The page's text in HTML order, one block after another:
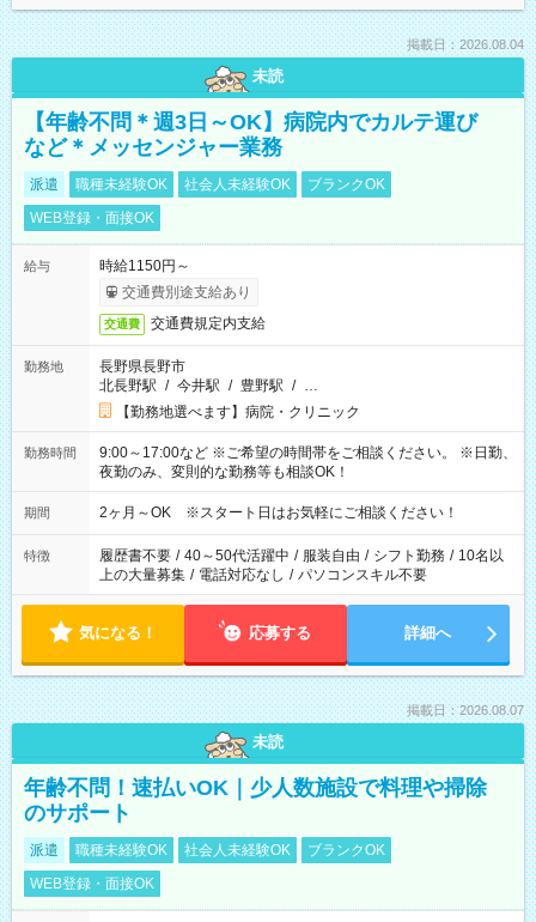
掲載日：2026.08.04
未読
【年齢不問＊週3日～OK】病院内でカルテ運び
など＊メッセンジャー業務
派遣 職種未経験OK 社会人未経験OK
ブランクOK
WEB登録・面接OK
給与
時給1150円～
交通費別途支給あり
交通費 交通費規定内支給
勤務地
長野県長野市
北長野駅 / 今井駅 / 豊野駅 / …
【勤務地選べます】病院・クリニック
勤務時間
9:00～17:00など ※ご希望の時間帯をご相談ください。 ※日勤、
夜勤のみ、変則的な勤務等も相談OK！
期間 2ヶ月～OK ※スタート日はお気軽にご相談ください！
特徴 履歴書不要 / 40～50代活躍中 / 服装自由 / シフト勤務 / 10名以
上の大量募集 / 電話対応なし / パソコンスキル不要
気になる！ 応募する 詳細へ
掲載日：2026.08.07
未読
年齢不問！速払いOK｜少人数施設で料理や掃除
のサポート
派遣 職種未経験OK 社会人未経験OK
ブランクOK
WEB登録・面接OK